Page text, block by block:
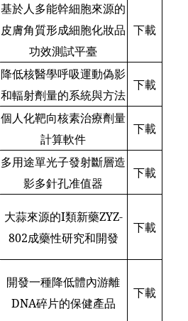
基於人多能幹細胞來源的
皮膚角質形成細胞化妝品
功效測試平臺
下載
降低核醫學呼吸運動偽影
和輻射劑量的系統與方法
下載
個人化靶向核素治療劑量
計算軟件
下載
多用途單光子發射斷層造
影多針孔准值器
下載
大蒜來源的I類新藥ZYZ-
802成藥性研究和開發
下載
開發一種降低體內游離
DNA碎片的保健產品
下載